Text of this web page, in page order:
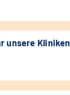
unsere Kliniken